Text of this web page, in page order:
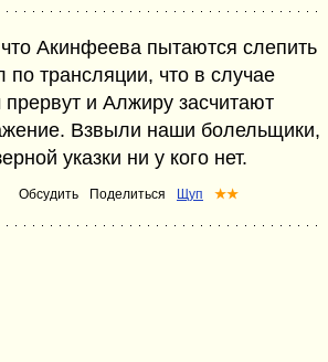
Акинфеева пытаются слепить
по трансляции, что в случае
прервут и Алжиру засчитают
Взвыли наши болельщики,
указки ни у кого нет.
Обсудить Поделиться Щуп ★★